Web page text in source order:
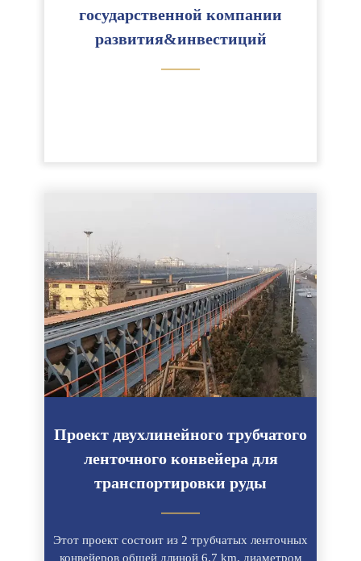
государственной компании
развития&инвестиций
———
Проект двухлинейного трубчатого
ленточного конвейера для
транспортировки руды
———
Этот проект состоит из 2 трубчатых ленточных
конвейеров общей длиной 6.7 km, диаметром